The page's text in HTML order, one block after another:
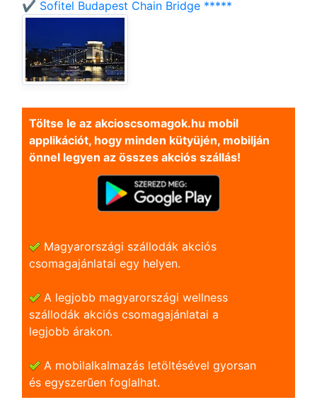
✔️ Sofitel Budapest Chain Bridge *****
Töltse le az akcioscsomagok.hu mobil
applikációt, hogy minden kütyüjén, mobilján
önnel legyen az összes akciós szállás!
Magyarországi szállodák akciós
csomagajánlatai egy helyen.
A legjobb magyarországi wellness
szállodák akciós csomagajánlatai a
legjobb árakon.
A mobilalkalmazás letöltésével gyorsan
és egyszerũen foglalhat.